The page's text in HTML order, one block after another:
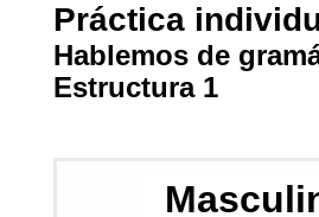
Práctica
Hablemos de
Estructura 1